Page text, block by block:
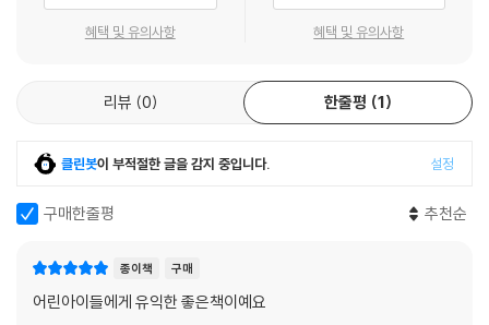
혜택 및 유의사항 혜택 및 유의사항
리뷰 0 한줄평 1
클린봇이 부적절한 글을 감지 중입니다. 설정
구매한줄평 추천순
종이책 구매
어린아이들에게 유익한 좋은책이예요